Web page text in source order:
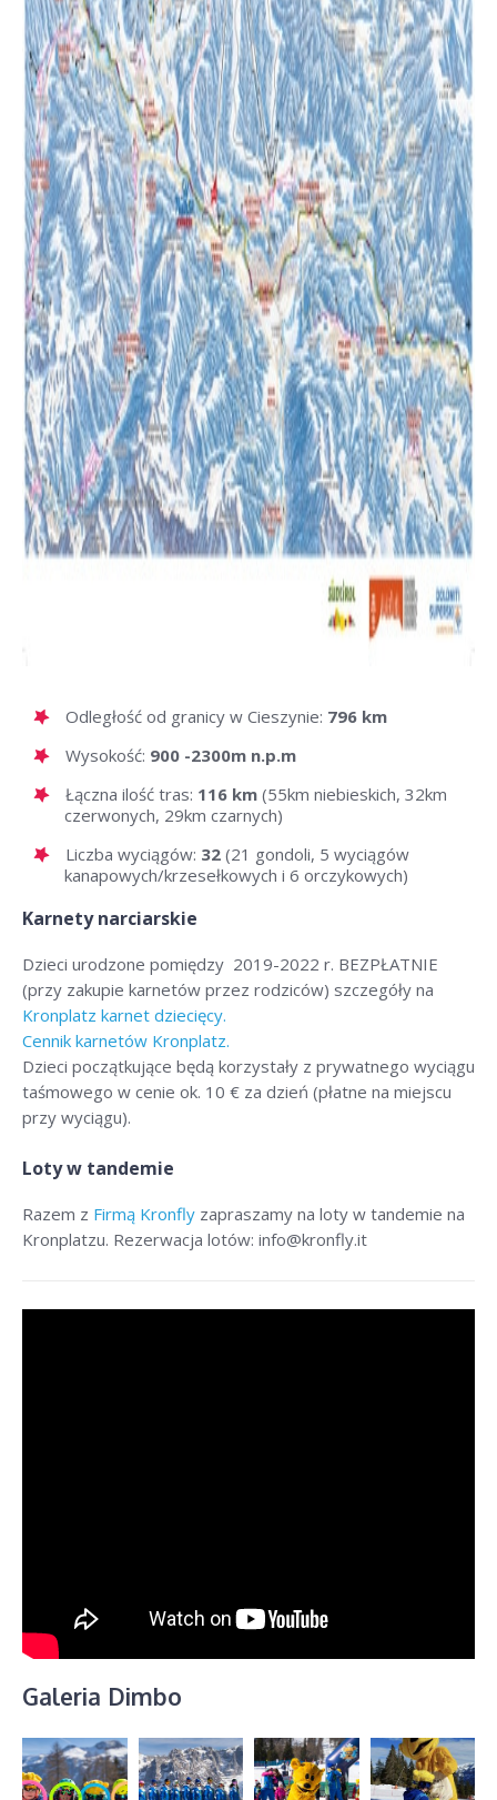
Odległość od granicy w Cieszynie: 796 km
Wysokość: 900 -2300m n.p.m
Łączna ilość tras: 116 km (55km niebieskich, 32km
czerwonych, 29km czarnych)
Liczba wyciągów: 32 (21 gondoli, 5 wyciągów
kanapowych/krzesełkowych i 6 orczykowych)
Karnety narciarskie
Dzieci urodzone pomiędzy 2019-2022 r. BEZPŁATNIE
(przy zakupie karnetów przez rodziców) szczegóły na
Kronplatz karnet dziecięcy.
Cennik karnetów Kronplatz.
Dzieci początkujące będą korzystały z prywatnego wyciągu
taśmowego w cenie ok. 10 € za dzień (płatne na miejscu
przy wyciągu).
Loty w tandemie
Razem z Firmą Kronfly zapraszamy na loty w tandemie na
Kronplatzu. Rezerwacja lotów: info@kronfly.it
Galeria Dimbo